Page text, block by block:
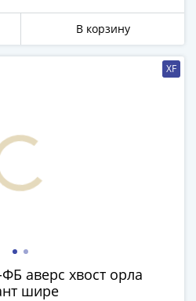
В корзину
XF
аверс хвост орла
шире